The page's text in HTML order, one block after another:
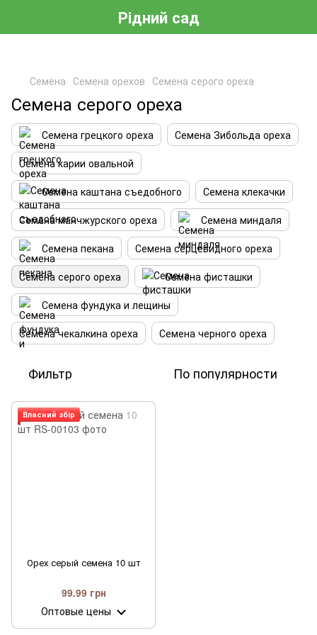
Рідний сад
Семена Семена орехов Семена серого ореха
Семена серого ореха
Семена грецкого ореха
Семена Зибольда ореха
Семена карии овальной
Семена каштана съедобного
Семена клекачки
Семена манчжурского ореха
Семена миндаля
Семена пекана
Семена серцевидного ореха
Семена серого ореха
Семена фисташки
Семена фундука и лещины
Семена чекалкина ореха
Семена черного ореха
Фильтр По популярности
Власний збір
Орех серый семена 10 шт
99.99 грн
Оптовые цены